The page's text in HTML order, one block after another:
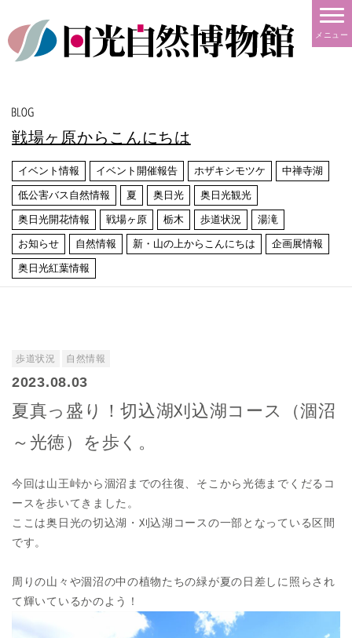
メニュー
戦場ヶ原からこんにちは
イベント情報 イベント開催報告 ホザキシモツケ 中禅寺湖
低公害バス自然情報 夏 奥日光 奥日光観光
奥日光開花情報 戦場ヶ原 栃木 歩道状況 湯滝
お知らせ 自然情報 新・山の上からこんにちは 企画展情報
奥日光紅葉情報
歩道状況 自然情報
2023.08.03
夏真っ盛り！切込湖刈込湖コース（涸沼
～光徳）を歩く。
今回は山王峠から涸沼までの往復、そこから光徳までくだるコ
ースを歩いてきました。
ここは奥日光の切込湖・刈込湖コースの一部となっている区間
です。
周りの山々や涸沼の中の植物たちの緑が夏の日差しに照らされ
て輝いているかのよう！